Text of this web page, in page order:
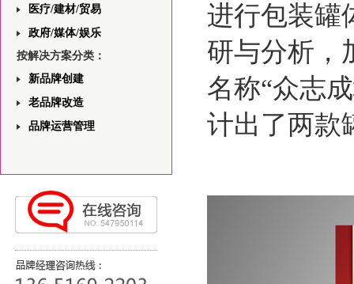
医疗/建材/贸易
政府/媒体/娱乐
按解决方案分类：
新品牌创建
老品牌改造
品牌运营管理
进行包装罐
研与分析，
名称“众志
计出了两款